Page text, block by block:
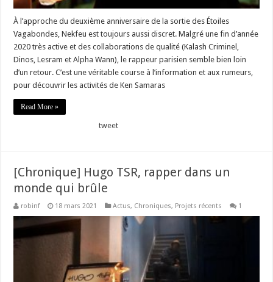
À l’approche du deuxième anniversaire de la sortie des Étoiles
Vagabondes, Nekfeu est toujours aussi discret. Malgré une fin d’année
2020 très active et des collaborations de qualité (Kalash Criminel,
Dinos, Lesram et Alpha Wann), le rappeur parisien semble bien loin
d’un retour. C’est une véritable course à l’information et aux rumeurs,
pour découvrir les activités de Ken Samaras
Read More »
tweet
[Chronique] Hugo TSR, rapper dans un
monde qui brûle
robinf 18 mars 2021 Actus, Chroniques, Projets récents 1